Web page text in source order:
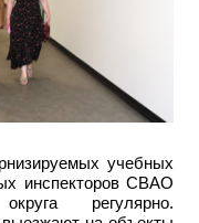
учебных
инспекторов СВАО
регулярно.